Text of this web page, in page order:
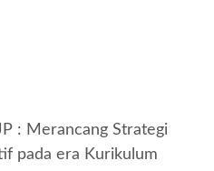
: Merancang Strategi
pada era Kurikulum